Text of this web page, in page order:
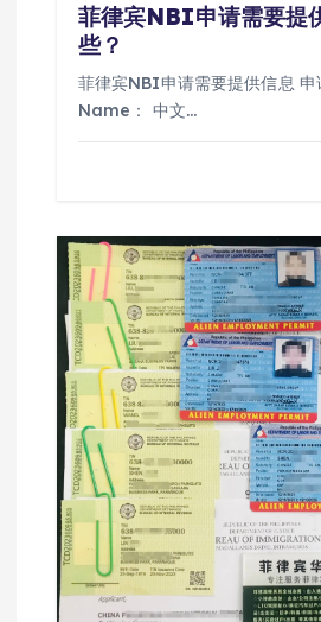
菲律宾NBI申请需要提
些？
菲律宾NBI申请需要提供信息 申
Name： 中文…